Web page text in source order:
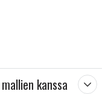
kanssa